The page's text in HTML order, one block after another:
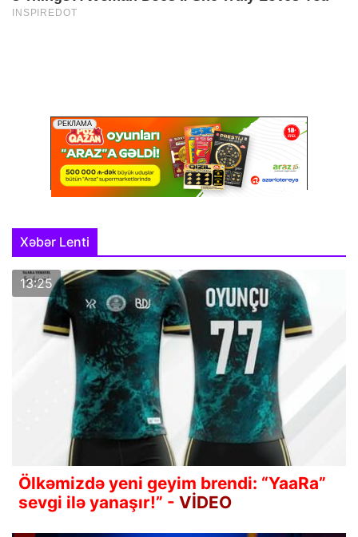
Xəbər Lenti
13:25
Ölkəmizdə yeni geyim brendi: “YaaRa”
sevgi ilə yanaşır!” - VİDEO